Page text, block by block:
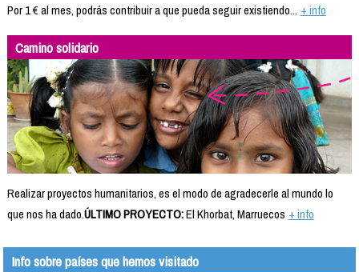
Por 1 € al mes, podrás contribuir a que pueda seguir existiendo... + info
Camino solidario
Realizar proyectos humanitarios, es el modo de agradecerle al mundo lo
que nos ha dado.ÚLTIMO PROYECTO:El Khorbat, Marruecos + info
Info sobre países que hemos visitado